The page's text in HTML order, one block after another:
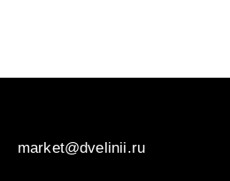
market@dvelinii.ru